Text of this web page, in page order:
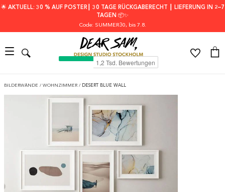
🌟 AKTUELL: 30 % AUF POSTER┃ 30 TAGE RÜCKGABERECHT ┃ LIEFERUNG IN 2–7
TAGEN 📦✨
Code: SUMMER30, bis 7.8.
BILDERWÄNDE / WOHNZIMMER / DESERT BLUE WALL